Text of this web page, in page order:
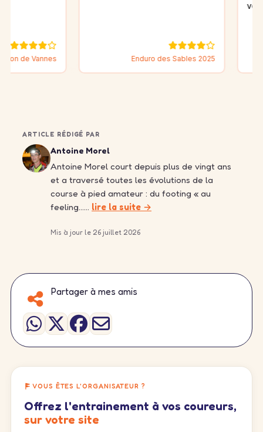
Enduro des Sables 2025
vous ? Mais
ARTICLE RÉDIGÉ PAR
Antoine Morel
Antoine Morel court depuis plus de vingt ans
et a traversé toutes les évolutions de la
course à pied amateur : du footing « au
feeling…… lire la suite →
Mis à jour le 26 juillet 2026
Partager à mes amis
VOUS ÊTES L'ORGANISATEUR ?
Offrez l'entrainement à vos coureurs,
sur votre site